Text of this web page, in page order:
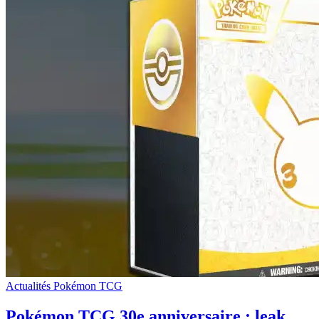
Actualités Pokémon TCG